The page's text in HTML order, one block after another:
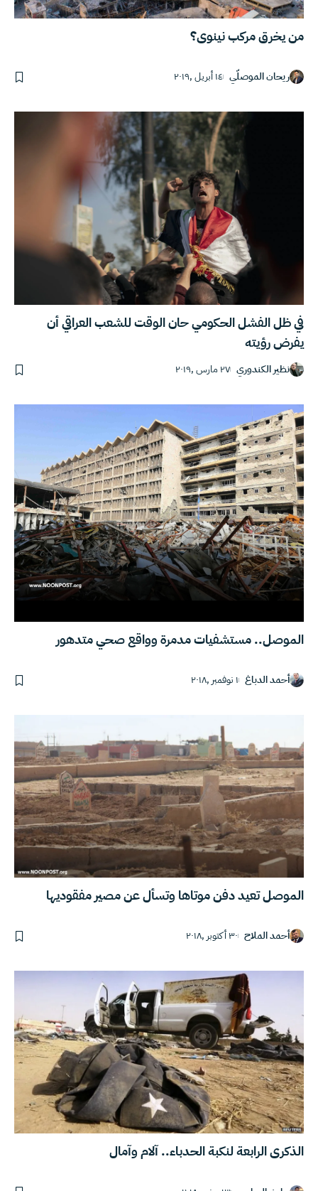
من يخرق مركب نينوى؟
ريحان الموصلّي ١٤ أبريل ,٢٠١٩
في ظل الفشل الحكومي حان الوقت للشعب العراقي أن
يفرض رؤيته
نظير الكندوري ٢٧ مارس ,٢٠١٩
الموصل.. مستشفيات مدمرة وواقع صحي متدهور
أحمد الدباغ ١ نوفمبر ,٢٠١٨
الموصل تعيد دفن موتاها وتسأل عن مصير مفقوديها
أحمد الملاح ٣٠ أكتوبر ,٢٠١٨
الذكرى الرابعة لنكبة الحدباء.. آلام وآمال